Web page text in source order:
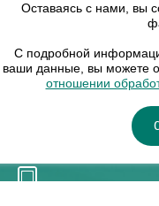
РЕЖИМ
8 — 18
НАШ
Москва, м. Нагорное,
Оставаясь с нами, вы
С подробной
ваши данные, вы можете
отношении